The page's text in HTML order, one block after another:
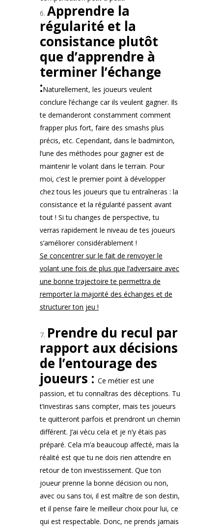
Apprendre la
régularité et la
consistance plutôt
que d’apprendre à
terminer l’échange
:Naturellement, les joueurs veulent
conclure l’échange car ils veulent gagner. Ils
te demanderont constamment comment
frapper plus fort, faire des smashs plus
précis, etc. Cependant, dans le badminton,
l’une des méthodes pour gagner est de
maintenir le volant dans le terrain. Pour
moi, c’est le premier point à développer
chez tous les joueurs que tu entraîneras : la
consistance et la régularité passent avant
tout ! Si tu changes de perspective, tu
verras rapidement le niveau de tes joueurs
s’améliorer considérablement !
Se concentrer sur le fait de renvoyer le
volant une fois de plus que l’adversaire avec
une bonne trajectoire te permettra de
remporter la majorité des échanges et de
structurer ton jeu !
Prendre du recul par
rapport aux décisions
de l’entourage des
joueurs : Ce métier est une
passion, et tu connaîtras des déceptions. Tu
t’investiras sans compter, mais tes joueurs
te quitteront parfois et prendront un chemin
différent. J’ai vécu cela et je n’y étais pas
préparé. Cela m’a beaucoup affecté, mais la
réalité est que tu ne dois rien attendre en
retour de ton investissement. Que ton
joueur prenne la bonne décision ou non,
avec ou sans toi, il est maître de son destin,
et il pense faire le meilleur choix pour lui, ce
qui est respectable. Donc, ne prends jamais